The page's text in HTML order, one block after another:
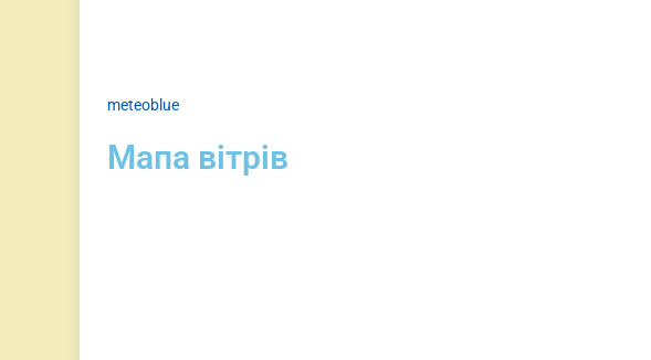
meteoblue
Мапа вітрів